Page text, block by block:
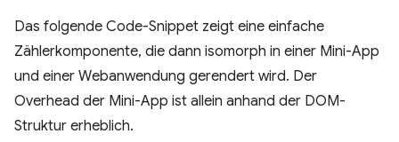
Das folgende Code-Snippet zeigt eine einfache
Zählerkomponente, die dann isomorph in einer Mini-App
und einer Webanwendung gerendert wird. Der
Overhead der Mini-App ist allein anhand der DOM-
Struktur erheblich.